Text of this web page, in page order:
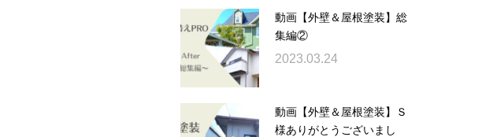
動画【外壁＆屋根塗装】総
集編②
2023.03.24
動画【外壁＆屋根塗装】Ｓ
様ありがとうございまし